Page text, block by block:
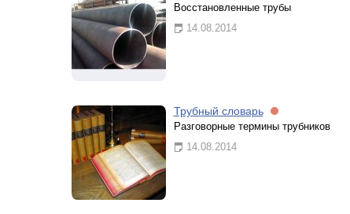
Восстановленные трубы
14.08.2014
Трубный словарь
Разговорные термины трубников
14.08.2014